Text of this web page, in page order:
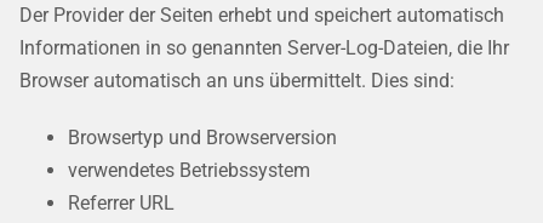
Der Provider der Seiten erhebt und speichert automatisch
Informationen in so genannten Server-Log-Dateien, die Ihr
Browser automatisch an uns übermittelt. Dies sind:
Browsertyp und Browserversion
verwendetes Betriebssystem
Referrer URL